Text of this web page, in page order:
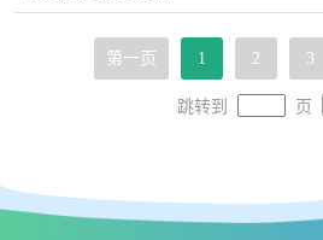
第一页 1 2 3
跳转到 页